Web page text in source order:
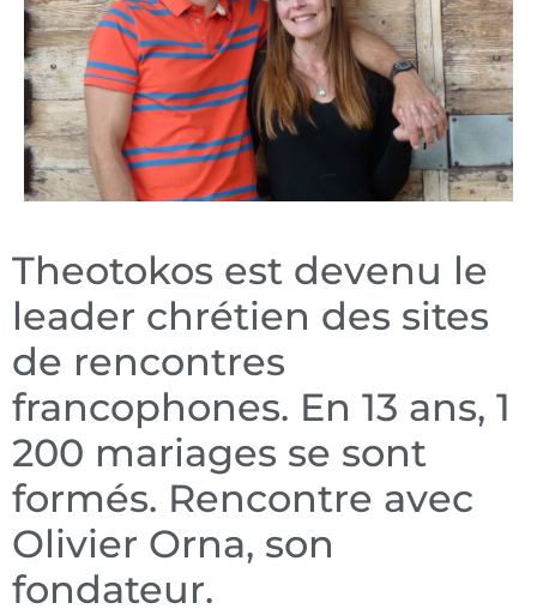
Theotokos est devenu le
leader chrétien des sites
de rencontres
francophones. En 13 ans, 1
200 mariages se sont
formés. Rencontre avec
Olivier Orna, son
fondateur.